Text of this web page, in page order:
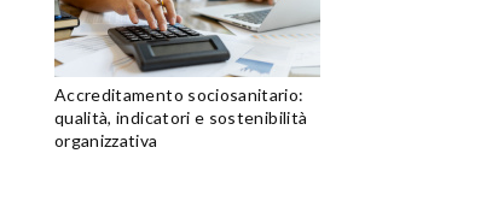
Accreditamento sociosanitario:
qualità, indicatori e sostenibilità
organizzativa